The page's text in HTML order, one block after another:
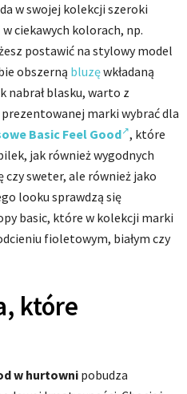
w swojej kolekcji szeroki
w ciekawych kolorach, np.
postawić na stylowy model
obszerną bluzęwkładaną
nabrał blasku, warto z
marki wybrać dla
Basic Feel Good , które
jak również wygodnych
sweter, ale również jako
looku sprawdzą się
basic, które w kolekcji marki
fioletowym, białym czy
które
w hurtowni pobudza